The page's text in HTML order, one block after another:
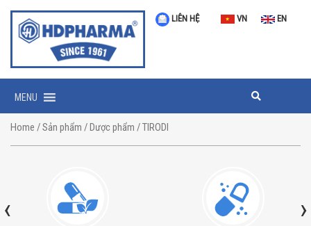
LIÊN HỆ VN EN
MENU
Home /Sản phẩm /Dược phẩm / TIRODI
‹ ›